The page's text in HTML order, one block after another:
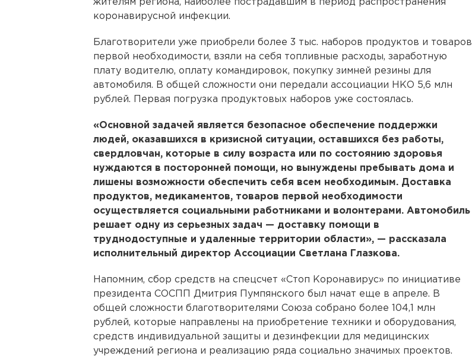
жителям региона, наиболее пострадавшим в период распространения
коронавирусной инфекции.
Благотворители уже приобрели более 3 тыс. наборов продуктов и товаров
первой необходимости, взяли на себя топливные расходы, заработную
плату водителю, оплату командировок, покупку зимней резины для
автомобиля. В общей сложности они передали ассоциации НКО 5,6 млн
рублей. Первая погрузка продуктовых наборов уже состоялась.
«Основной задачей является безопасное обеспечение поддержки
людей, оказавшихся в кризисной ситуации, оставшихся без работы,
свердловчан, которые в силу возраста или по состоянию здоровья
нуждаются в посторонней помощи, но вынуждены пребывать дома и
лишены возможности обеспечить себя всем необходимым. Доставка
продуктов, медикаментов, товаров первой необходимости
осуществляется социальными работниками и волонтерами. Автомобиль
решает одну из серьезных задач — доставку помощи в
труднодоступные и удаленные территории области», — рассказала
исполнительный директор Ассоциации Светлана Глазкова.
Напомним, сбор средств на спецсчет «Стоп Коронавирус» по инициативе
президента СОСПП Дмитрия Пумпянского был начат еще в апреле. В
общей сложности благотворителями Союза собрано более 104,1 млн
рублей, которые направлены на приобретение техники и оборудования,
средств индивидуальной защиты и дезинфекции для медицинских
учреждений региона и реализацию ряда социально значимых проектов.